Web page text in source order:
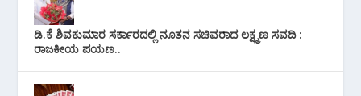
ಡಿ.ಕೆ ಶಿವಕುಮಾರ ಸರ್ಕಾರದಲ್ಲಿ ನೂತನ ಸಚಿವರಾದ ಲಕ್ಷ್ಮಣ ಸವದಿ :
ರಾಜಕೀಯ ಪಯಣ..